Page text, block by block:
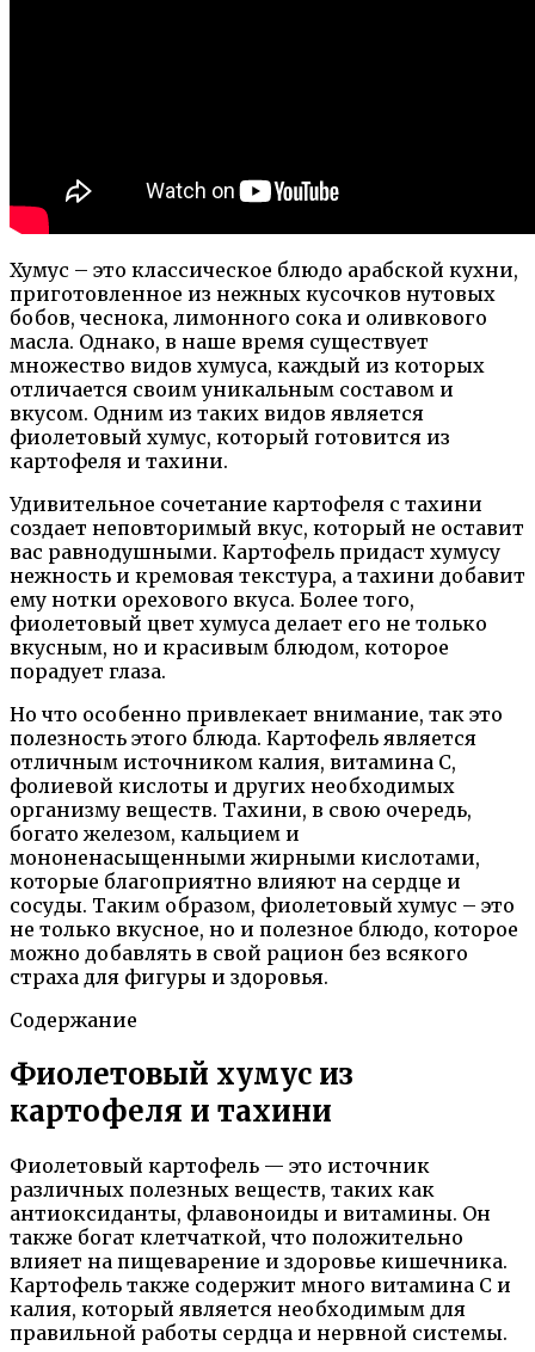
Хумус – это классическое блюдо арабской кухни,
приготовленное из нежных кусочков нутовых
бобов, чеснока, лимонного сока и оливкового
масла. Однако, в наше время существует
множество видов хумуса, каждый из которых
отличается своим уникальным составом и
вкусом. Одним из таких видов является
фиолетовый хумус, который готовится из
картофеля и тахини.
Удивительное сочетание картофеля с тахини
создает неповторимый вкус, который не оставит
вас равнодушными. Картофель придаст хумусу
нежность и кремовая текстура, а тахини добавит
ему нотки орехового вкуса. Более того,
фиолетовый цвет хумуса делает его не только
вкусным, но и красивым блюдом, которое
порадует глаза.
Но что особенно привлекает внимание, так это
полезность этого блюда. Картофель является
отличным источником калия, витамина C,
фолиевой кислоты и других необходимых
организму веществ. Тахини, в свою очередь,
богато железом, кальцием и
мононенасыщенными жирными кислотами,
которые благоприятно влияют на сердце и
сосуды. Таким образом, фиолетовый хумус – это
не только вкусное, но и полезное блюдо, которое
можно добавлять в свой рацион без всякого
страха для фигуры и здоровья.
Содержание
Фиолетовый хумус из
картофеля и тахини
Фиолетовый картофель — это источник
различных полезных веществ, таких как
антиоксиданты, флавоноиды и витамины. Он
также богат клетчаткой, что положительно
влияет на пищеварение и здоровье кишечника.
Картофель также содержит много витамина С и
калия, который является необходимым для
правильной работы сердца и нервной системы.